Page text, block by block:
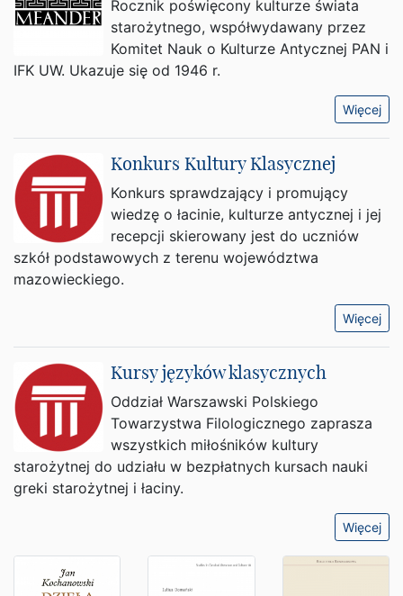
Rocznik poświęcony kulturze świata
starożytnego, współwydawany przez
Komitet Nauk o Kulturze Antycznej PAN i
IFK UW. Ukazuje się od 1946 r.
Więcej
Konkurs Kultury Klasycznej
Konkurs sprawdzający i promujący
wiedzę o łacinie, kulturze antycznej i jej
recepcji skierowany jest do uczniów
szkół podstawowych z terenu województwa
mazowieckiego.
Więcej
Kursy języków klasycznych
Oddział Warszawski Polskiego
Towarzystwa Filologicznego zaprasza
wszystkich miłośników kultury
starożytnej do udziału w bezpłatnych kursach nauki
greki starożytnej i łaciny.
Więcej